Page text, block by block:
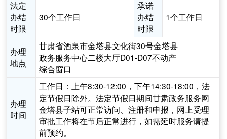
法定
办结
时限
30个工作日
承诺
办结
时限
1个工作日
办理
地点
甘肃省酒泉市金塔县文化街30号金塔县
政务服务中心二楼大厅D01-D07不动产
综合窗口
办理
时间
工作日：上午8:30-12:00，下午14:30-18:00，法
定节假日除外。法定节假日期间甘肃政务服务网
金塔县子站可正常访问、注册和申报，网上受理
审批工作将在节后正常进行，如需延时服务请提
前预约。